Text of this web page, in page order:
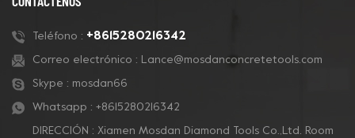
pegamento, pintura y
masilla.
Teléfono : +8615280216342
Correo electrónico : Lance@mosdanconcretetools.com
Skype : mosdan66
Whatsapp : +8615280216342
DIRECCIÓN : Xiamen Mosdan Diamond Tools Co.,Ltd. Room